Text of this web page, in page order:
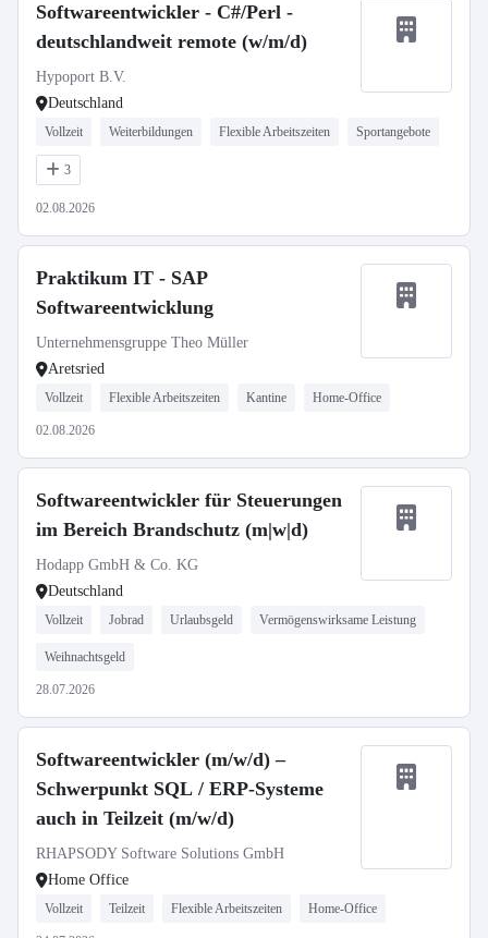
Softwareentwickler - C#/Perl -
deutschlandweit remote (w/m/d)
Hypoport B.V.
Deutschland
Vollzeit Weiterbildungen Flexible Arbeitszeiten Sportangebote
3
02.08.2026
Praktikum IT - SAP
Softwareentwicklung
Unternehmensgruppe Theo Müller
Aretsried
Vollzeit Flexible Arbeitszeiten Kantine Home-Office
02.08.2026
Softwareentwickler für Steuerungen
im Bereich Brandschutz (m|w|d)
Hodapp GmbH & Co. KG
Deutschland
Vollzeit Jobrad Urlaubsgeld Vermögenswirksame Leistung
Weihnachtsgeld
28.07.2026
Softwareentwickler (m/w/d) –
Schwerpunkt SQL / ERP-Systeme
auch in Teilzeit (m/w/d)
RHAPSODY Software Solutions GmbH
Home Office
Vollzeit Teilzeit Flexible Arbeitszeiten Home-Office